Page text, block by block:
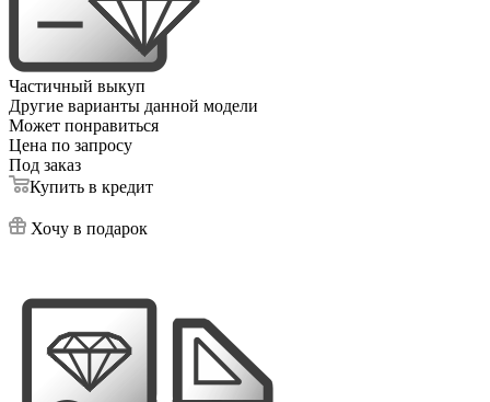
Частичный выкуп
Другие варианты данной модели
Может понравиться
Цена по запросу
Под заказ
Купить в кредит
Хочу в подарок